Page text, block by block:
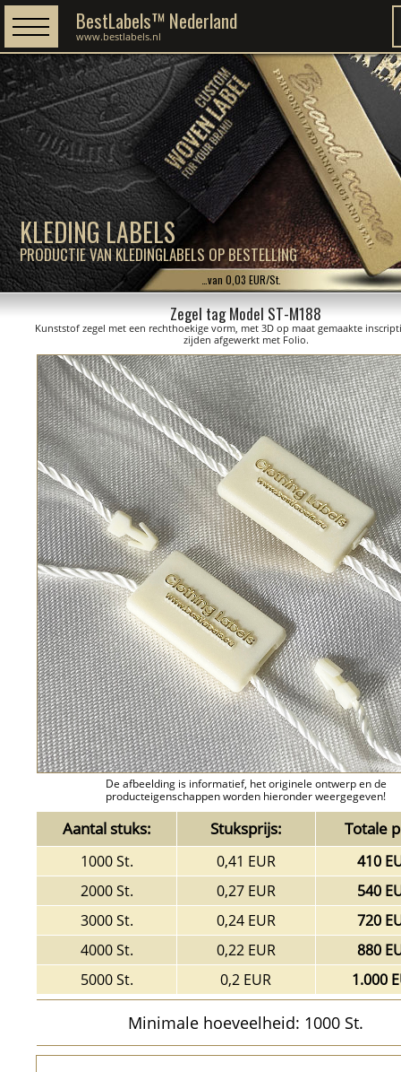
KLEDING LABELS
PRODUCTIE VAN KLEDINGLABELS OP BESTELLING
BestLabels™ Nederland
www.bestlabels.nl
…van 0,03 EUR/St.
Zegel tag Model ST-M188
Kunststof zegel met een rechthoekige vorm, met 3D op maat gemaakte
zijden afgewerkt met Folio.
De afbeelding is informatief, het originele ontwerp en de
producteigenschappen worden hieronder weergegeven!
Aantal stuks: Stuksprijs: Totale
1000 St. 0,41 EUR
410
2000 St.
0,27 EUR
540
3000 St.
0,24 EUR
720
4000 St.
0,22 EUR
880
5000 St.
0,2 EUR 1.000
Minimale hoeveelheid: 1000 St.